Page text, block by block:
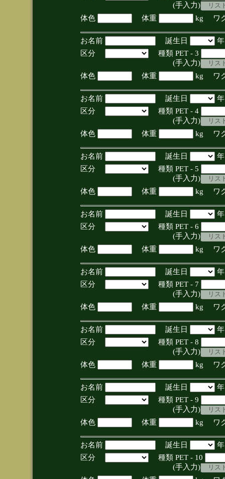
(手入力)
体色
体重 kg ワ
お名前 誕生日
区分
種類 PET - 3
(手入力)
体色
体重 kg ワ
お名前 誕生日
区分
種類 PET - 4
(手入力)
体色
体重 kg ワ
お名前 誕生日
区分
種類 PET - 5
(手入力)
体色
体重 kg ワ
お名前 誕生日
区分
種類 PET - 6
(手入力)
体色
体重 kg ワ
お名前 誕生日
区分
種類 PET - 7
(手入力)
体色
体重 kg ワ
お名前 誕生日
区分
種類 PET - 8
(手入力)
体色
体重 kg ワ
お名前 誕生日
区分
種類 PET - 9
(手入力)
体色
体重 kg ワ
お名前 誕生日
区分
種類 PET - 10
(手入力)